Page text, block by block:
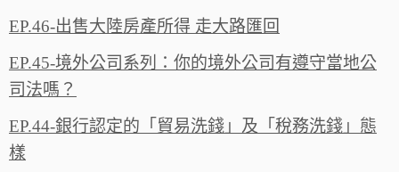
EP.46-出售大陸房產所得 走大路匯回
EP.45-境外公司系列：你的境外公司有遵守當地公
司法嗎？
EP.44-銀行認定的「貿易洗錢」及「稅務洗錢」態
樣